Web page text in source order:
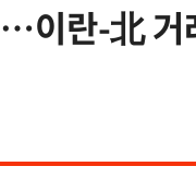
이란-北 거